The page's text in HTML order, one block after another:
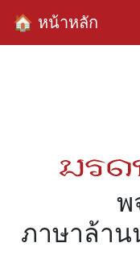
🏠 หน้าหลัก
พ
ภาษาล้า